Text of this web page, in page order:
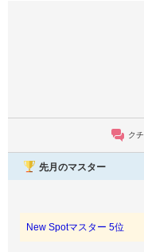
ク
先月のマスター
New Spotマスター 5位